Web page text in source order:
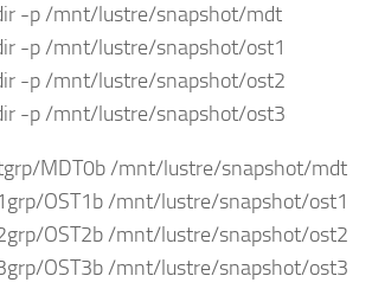
-p /mnt/lustre/snapshot/mdt
-p /mnt/lustre/snapshot/ost1
-p /mnt/lustre/snapshot/ost2
-p /mnt/lustre/snapshot/ost3
MDT0b /mnt/lustre/snapshot/mdt
OST1b /mnt/lustre/snapshot/ost1
OST2b /mnt/lustre/snapshot/ost2
OST3b /mnt/lustre/snapshot/ost3